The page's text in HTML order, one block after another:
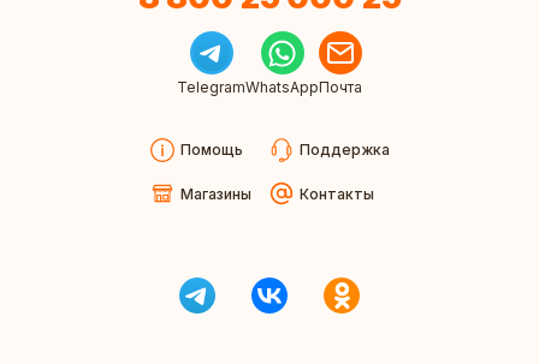
TelegramWhatsAppПочта
Помощь Поддержка
Магазины Контакты